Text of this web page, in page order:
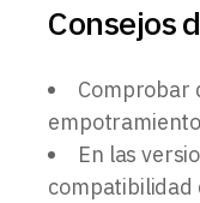
Consejos
Comprobar
En las
compatibilidad